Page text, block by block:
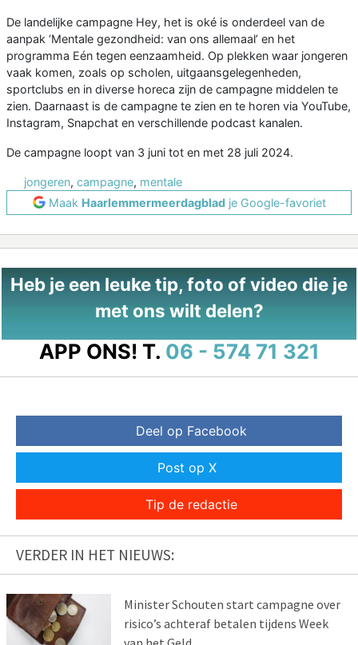
De landelijke campagne Hey, het is oké is onderdeel van de
aanpak ‘Mentale gezondheid: van ons allemaal’ en het
programma Eén tegen eenzaamheid. Op plekken waar jongeren
vaak komen, zoals op scholen, uitgaansgelegenheden,
sportclubs en in diverse horeca zijn de campagne middelen te
zien. Daarnaast is de campagne te zien en te horen via YouTube,
Instagram, Snapchat en verschillende podcast kanalen.
De campagne loopt van 3 juni tot en met 28 juli 2024.
jongeren, campagne, mentale
Maak Haarlemmermeerdagbladje Google-favoriet
Heb je een leuke tip, foto of video die je
met ons wilt delen?
APP ONS! T. 06 - 574 71 321
Deel op Facebook
Post op X
Tip de redactie
VERDER IN HET NIEUWS:
Minister Schouten start campagne over
risico’s achteraf betalen tijdens Week